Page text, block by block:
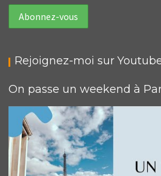
Rejoignez-moi sur
On passe un weekend à